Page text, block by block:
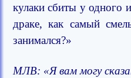
кулаки сбиты у одного
драке, как самый
занимался?»
МЛВ: «Я вам могу